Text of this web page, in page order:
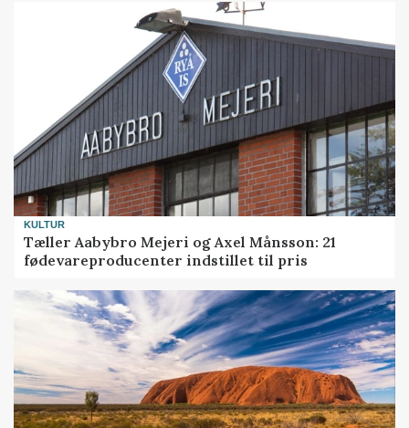
KULTUR
Tæller Aabybro Mejeri og Axel Månsson: 21
fødevareproducenter indstillet til pris